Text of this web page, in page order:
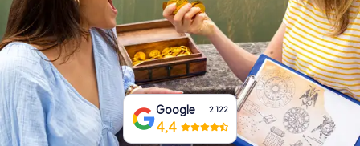
Prenota Biglietti
Acquista i Voucher
Google 2.122
4,4